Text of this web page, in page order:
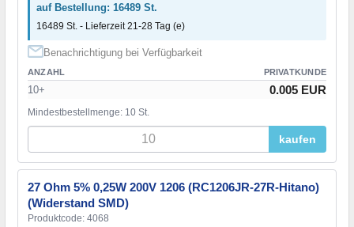
auf Bestellung: 16489 St.
16489 St. - Lieferzeit 21-28 Tag (e)
Benachrichtigung bei Verfügbarkeit
ANZAHL PRIVATKUNDE
10+ 0.005 EUR
Mindestbestellmenge: 10 St.
kaufen
27 Ohm 5% 0,25W 200V 1206 (RC1206JR-27R-Hitano)
(Widerstand SMD)
Produktcode: 4068